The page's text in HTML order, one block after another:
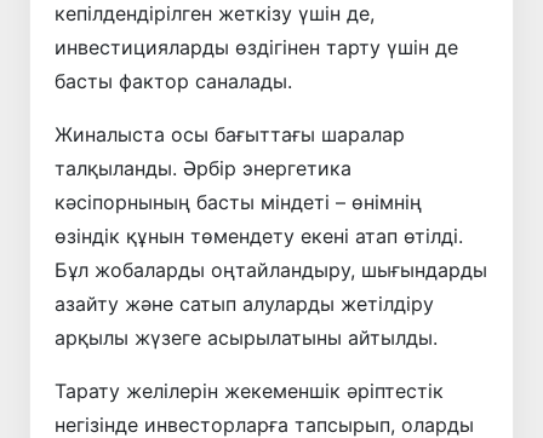
кепілдендірілген жеткізу үшін де,
инвестицияларды өздігінен тарту үшін де
басты фактор саналады.
Жиналыста осы бағыттағы шаралар
талқыланды. Әрбір энергетика
кәсіпорнының басты міндеті – өнімнің
өзіндік құнын төмендету екені атап өтілді.
Бұл жобаларды оңтайландыру, шығындарды
азайту және сатып алуларды жетілдіру
арқылы жүзеге асырылатыны айтылды.
Тарату желілерін жекеменшік әріптестік
негізінде инвесторларға тапсырып, оларды